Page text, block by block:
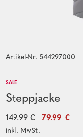
Artikel-Nr. 544297000
SALE
Steppjacke
149.99 € 79.99 €
inkl. MwSt.